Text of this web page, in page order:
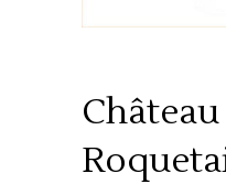
Château